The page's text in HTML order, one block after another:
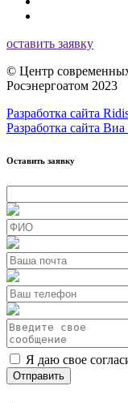
оставить заявку
© Центр
Росэнергоатом 2023
Разработка сайта
Разработка сайта
Оставить заявку
Я даю свое